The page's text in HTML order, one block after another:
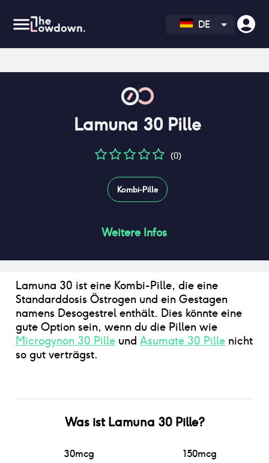
DE
Lamuna 30 Pille
(0)
Kombi-Pille
Weitere Infos
Lamuna 30 ist eine Kombi-Pille, die eine
Standarddosis Östrogen und ein Gestagen
namens Desogestrel enthält. Dies könnte eine
gute Option sein, wenn du die Pillen wie
Microgynon 30 Pille und Asumate 30 Pille
so gut verträgst.
Was istLamuna 30 Pille?
30mcg 150mcg